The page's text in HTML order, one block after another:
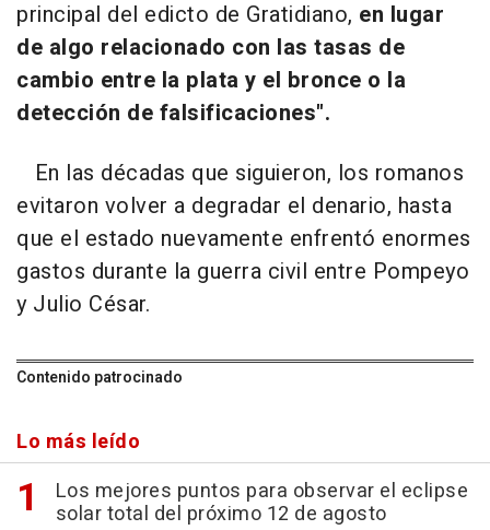
principal del edicto de Gratidiano, en lugar
de algo relacionado con las tasas de
cambio entre la plata y el bronce o la
detección de falsificaciones".
En las décadas que siguieron, los romanos
evitaron volver a degradar el denario, hasta
que el estado nuevamente enfrentó enormes
gastos durante la guerra civil entre Pompeyo
y Julio César.
Contenido patrocinado
Lo más leído
Los mejores puntos para observar el eclipse
solar total del próximo 12 de agosto